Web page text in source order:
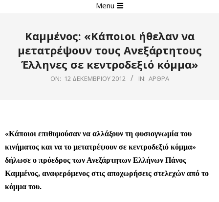
Navigation
Menu
Καμμένος: «Κάποιοι ήθελαν να
μετατρέψουν τους Ανεξάρτητους
Έλληνες σε κεντροδεξιό κόμμα»
ON: 12 ΔΕΚΕΜΒΡΊΟΥ 2012 IN: ΆΡΘΡΑ
«Κάποιοι επιθυμούσαν να αλλάξουν τη φυσιογνωμία του
κινήματος και να το μετατρέψουν σε κεντροδεξιό κόμμα»
δήλωσε o πρόεδρος των Ανεξάρτητων Ελλήνων Πάνος
Καμμένος, αναφερόμενος στις αποχωρήσεις στελεχών από το
κόμμα του.